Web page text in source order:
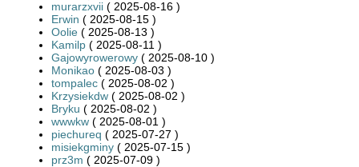
murarzxvii ( 2025-08-16 )
Erwin ( 2025-08-15 )
Oolie ( 2025-08-13 )
Kamilp ( 2025-08-11 )
Gajowyrowerowy ( 2025-08-10 )
Monikao ( 2025-08-03 )
tompalec ( 2025-08-02 )
Krzysiekdw ( 2025-08-02 )
Bryku ( 2025-08-02 )
wwwkw ( 2025-08-01 )
piechureq ( 2025-07-27 )
misiekgminy ( 2025-07-15 )
prz3m ( 2025-07-09 )